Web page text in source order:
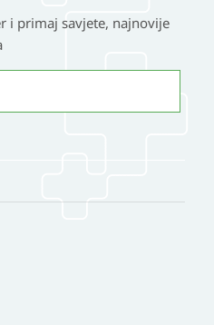
i primaj savjete, najnovije